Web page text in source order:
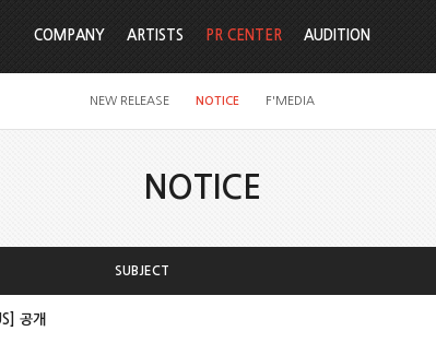
COMPANY ARTISTS PR CENTER
NEW RELEASE NOTICE F'MEDIA
AUDITION
NOTICE
SUBJECT
공개